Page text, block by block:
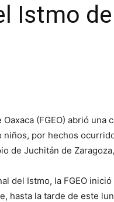
Istmo
(FGEO) abrió
por hechos
de Juchitán de
del Istmo, la FGEO
hasta la tarde de este